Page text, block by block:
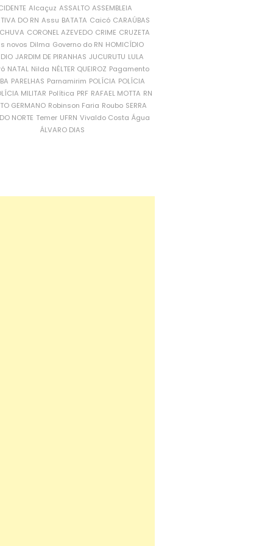
Alcaçuz ASSALTO ASSEMBLEIA
DO RN Assu BATATA Caicó CARAÚBAS
CORONEL AZEVEDO CRIME CRUZETA
novos Dilma Governo do RN HOMICÍDIO
JARDIM DE PIRANHAS JUCURUTU LULA
NATAL Nilda NÉLTER QUEIROZ Pagamento
PARELHAS Parnamirim POLÍCIA POLÍCIA
MILITAR Política PRF RAFAEL MOTTA RN
GERMANO Robinson Faria Roubo SERRA
NORTE Temer UFRN Vivaldo Costa Água
ÁLVARO DIAS